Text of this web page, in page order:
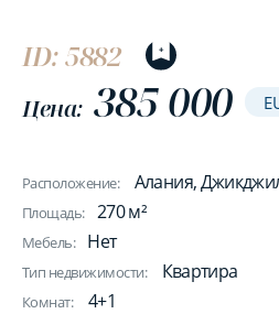
ID: 5882
Цена: 385 000
Расположение: Алания,
Площадь: 270 м²
Мебель: Нет
Тип недвижимости: Квартира
Комнат: 4+1